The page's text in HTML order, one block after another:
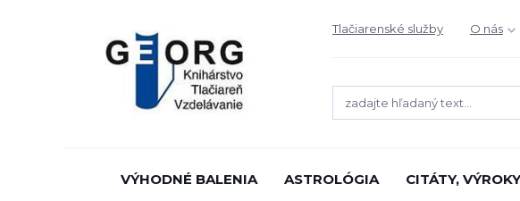
Tlačiarenské služby O nás
VÝHODNÉ BALENIA ASTROLÓGIA CITÁTY, VÝROKY